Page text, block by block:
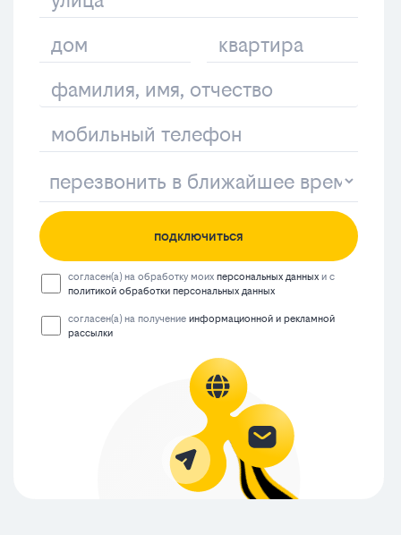
подключиться
согласен(а) на обработку моихперсональных данных и с
политикой обработки персональных данных
согласен(а) на получениеинформационной и рекламной
рассылки